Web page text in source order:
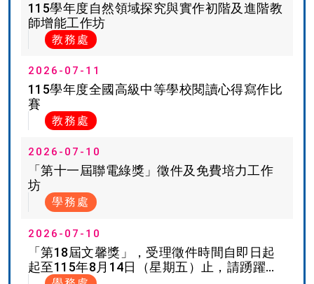
115學年度自然領域探究與實作初階及進階教
師增能工作坊
教務處
2026-07-11
115學年度全國高級中等學校閱讀心得寫作比
賽
教務處
2026-07-10
「第十一屆聯電綠獎」徵件及免費培力工作
坊
學務處
2026-07-10
「第18屆文馨獎」，受理徵件時間自即日起
起至115年8月14日（星期五）止，請踴躍報